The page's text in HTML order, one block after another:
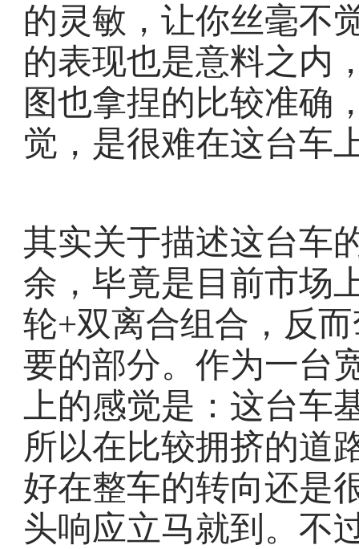
的灵敏，让你丝毫不
的表现也是意料之内
图也拿捏的比较准确
觉，是很难在这台车
其实关于描述这台车
余，毕竟是目前市场
轮+双离合组合，反
要的部分。作为一台
上的感觉是：这台车
所以在比较拥挤的道
好在整车的转向还是
头响应立马就到。不